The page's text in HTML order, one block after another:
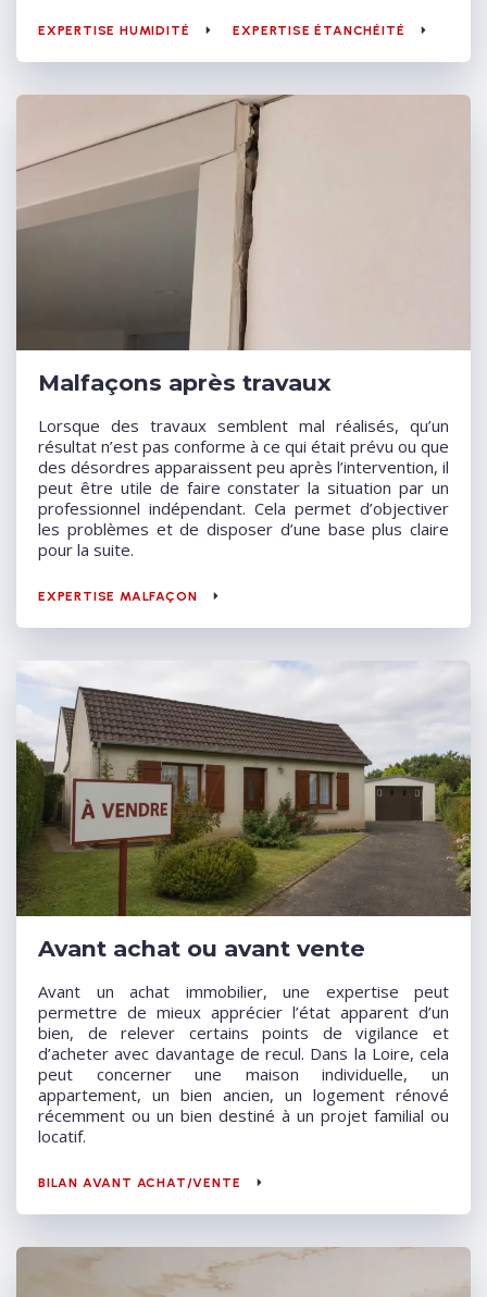
EXPERTISE HUMIDITÉ EXPERTISE ÉTANCHÉITÉ
Malfaçons après travaux
Lorsque des travaux semblent mal réalisés, qu’un
résultat n’est pas conforme à ce qui était prévu ou que
des désordres apparaissent peu après l’intervention, il
peut être utile de faire constater la situation par un
professionnel indépendant. Cela permet d’objectiver
les problèmes et de disposer d’une base plus claire
pour la suite.
EXPERTISE MALFAÇON
Avant achat ou avant vente
Avant un achat immobilier, une expertise peut
permettre de mieux apprécier l’état apparent d’un
bien, de relever certains points de vigilance et
d’acheter avec davantage de recul. Dans la Loire, cela
peut concerner une maison individuelle, un
appartement, un bien ancien, un logement rénové
récemment ou un bien destiné à un projet familial ou
locatif.
BILAN AVANT ACHAT/VENTE